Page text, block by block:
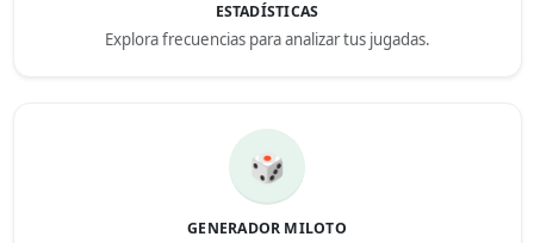
ESTADÍSTICAS
Explora frecuencias para analizar tus jugadas.
🎲
GENERADOR MILOTO